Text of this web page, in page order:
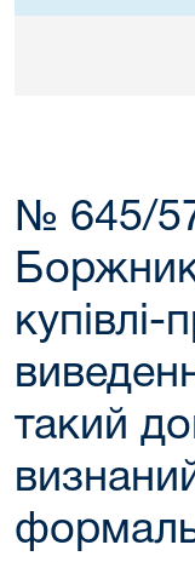
№ 645/
Боржник
такий